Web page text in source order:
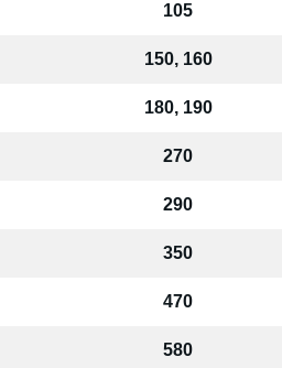
105
150, 160
180, 190
270
290
350
470
580